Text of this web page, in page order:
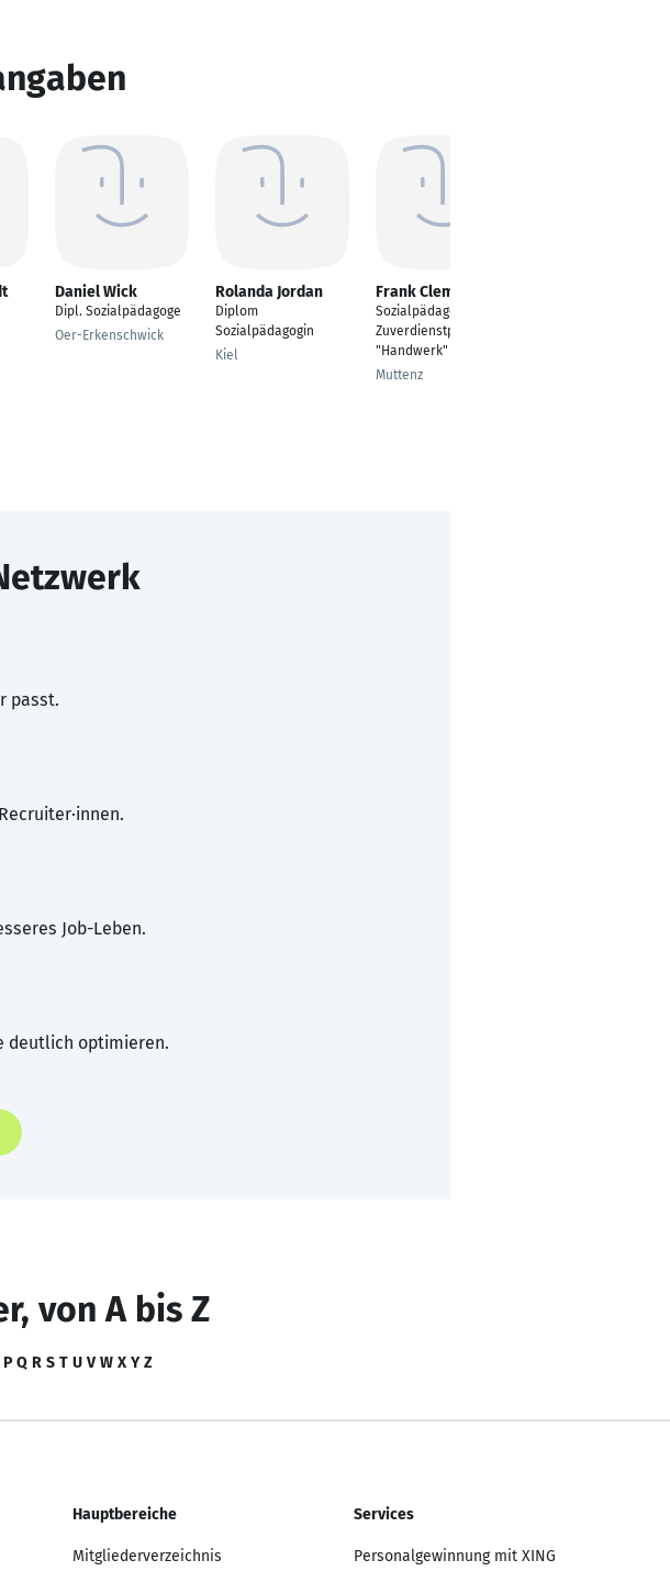
Daniel Wick
Dipl. Sozialpädagoge
Oer-Erkenschwick
Rolanda Jordan
Diplom
Sozialpädagogin
Kiel
Frank Clemenz
Sozialpädagoge im
Zuverdienstprojekt
"Handwerk"
Muttenz
passt.
Job-Leben.
deutlich optimieren.
von A bis Z
P Q R S T U V W X Y Z
Hauptbereiche
Mitgliederverzeichnis
Services
Personalgewinnung mit XING